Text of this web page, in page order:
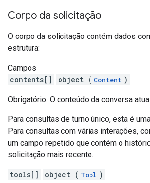
Corpo da solicitação
O corpo da solicitação contém dados
estrutura:
Campos
contents[]
object ( Content )
Obrigatório. O conteúdo da conversa
Para consultas de turno único, esta é
Para consultas com várias interações,
um campo repetido que contém o
solicitação mais recente.
tools[] object ( Tool )